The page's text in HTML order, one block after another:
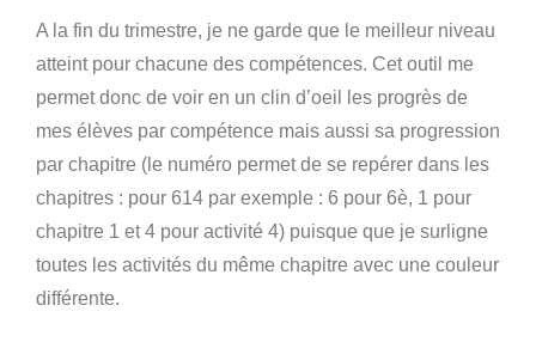
A la fin du trimestre, je ne garde que le meilleur niveau
atteint pour chacune des compétences. Cet outil me
permet donc de voir en un clin d’oeil les progrès de
mes élèves par compétence mais aussi sa progression
par chapitre (le numéro permet de se repérer dans les
chapitres : pour 614 par exemple : 6 pour 6è, 1 pour
chapitre 1 et 4 pour activité 4) puisque que je surligne
toutes les activités du même chapitre avec une couleur
différente.